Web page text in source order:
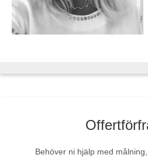
Behöver ni hjälp med